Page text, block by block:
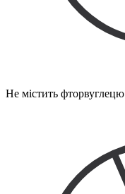
Не містить фторвуглецю